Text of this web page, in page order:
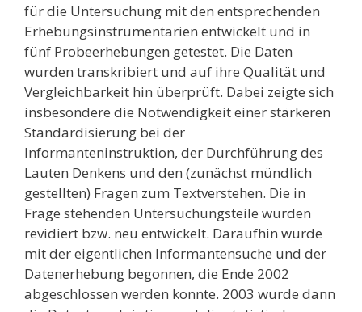
für die Untersuchung mit den entsprechenden
Erhebungsinstrumentarien entwickelt und in
fünf Probeerhebungen getestet. Die Daten
wurden transkribiert und auf ihre Qualität und
Vergleichbarkeit hin überprüft. Dabei zeigte sich
insbesondere die Notwendigkeit einer stärkeren
Standardisierung bei der
Informanteninstruktion, der Durchführung des
Lauten Denkens und den (zunächst mündlich
gestellten) Fragen zum Textverstehen. Die in
Frage stehenden Untersuchungsteile wurden
revidiert bzw. neu entwickelt. Daraufhin wurde
mit der eigentlichen Informantensuche und der
Datenerhebung begonnen, die Ende 2002
abgeschlossen werden konnte. 2003 wurde dann